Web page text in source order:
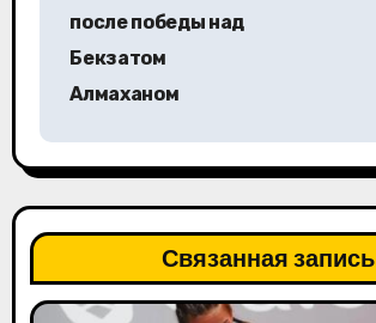
ц
и
я
п
после победы над
Бекзатом
Алмаханом
Связанная запись